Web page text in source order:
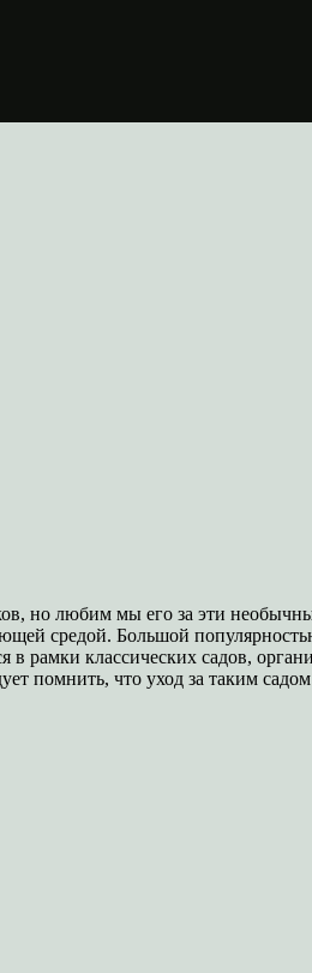
но любим мы его за эти
средой. Большой
рамки классических садов,
помнить, что уход за таким